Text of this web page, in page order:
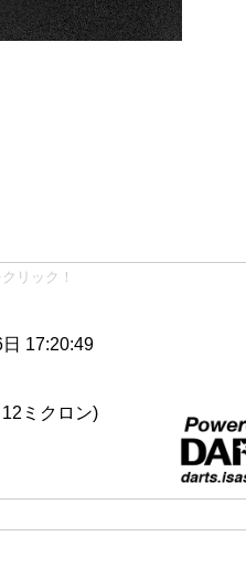
リック！
17:20:49
12ミクロン)